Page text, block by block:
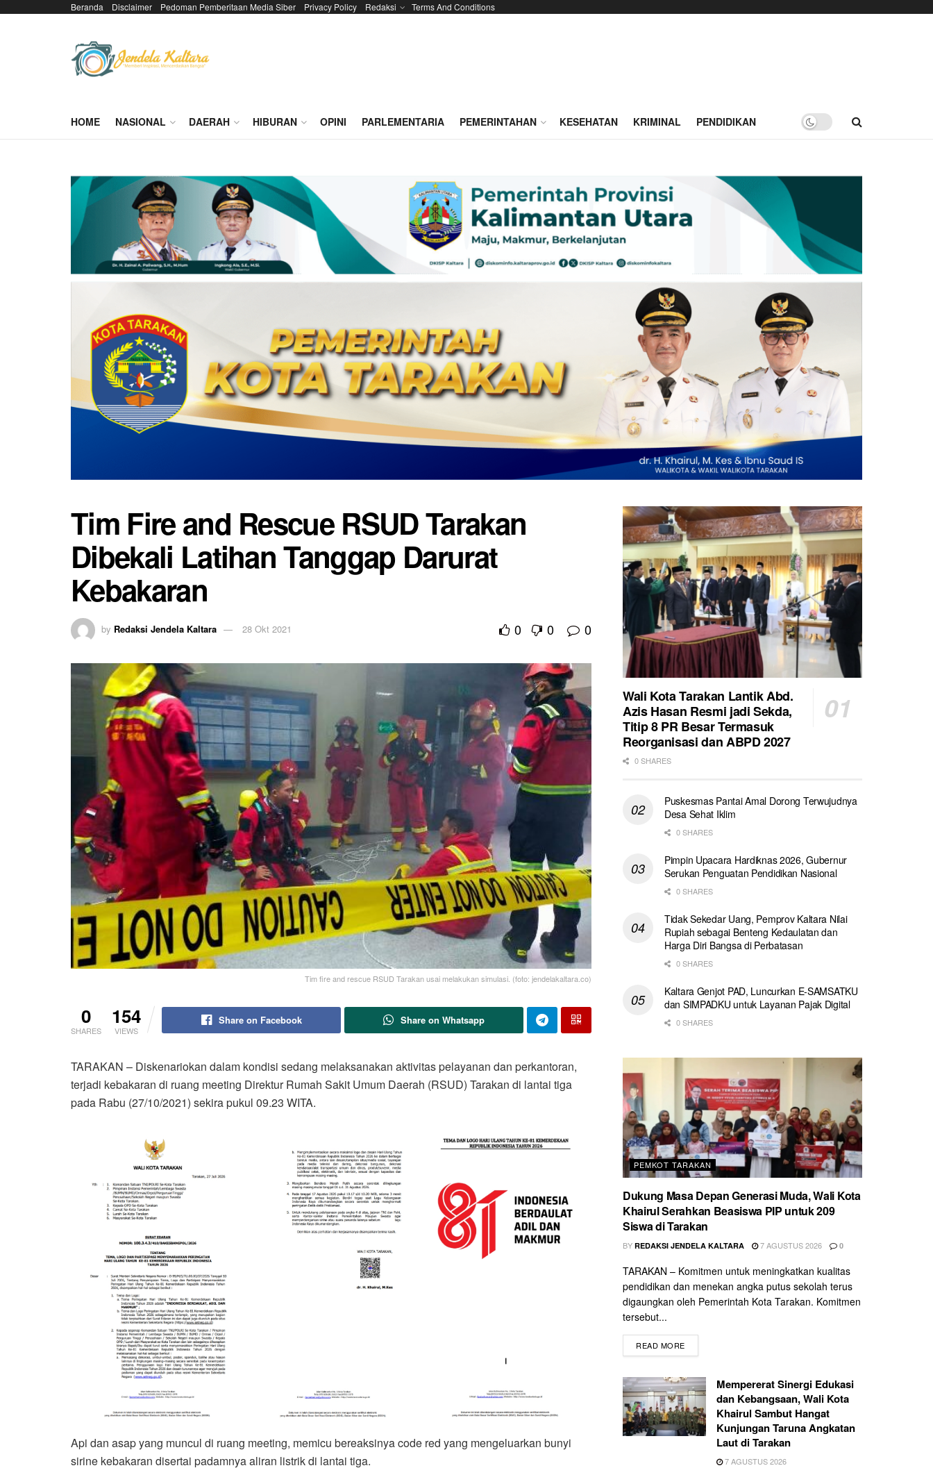
Beranda Disclaimer Pedoman Pemberitaan Media Siber Privacy Policy Redaksi Terms And Conditions
HOME NASIONAL DAERAH HIBURAN OPINI PARLEMENTARIA PEMERINTAHAN KESEHATAN KRIMINAL PENDIDIKAN
Tim Fire and Rescue RSUD Tarakan
Dibekali Latihan Tanggap Darurat
Kebakaran
by Redaksi Jendela Kaltara 28 Okt 2021 0 0 0
Tim fire and rescue RSUD Tarakan usai melakukan simulasi. (foto: jendelakaltara.co)
0
SHARES
154
VIEWS
Share on Facebook Share on Whatsapp
TARAKAN – Diskenariokan dalam kondisi sedang melaksanakan aktivitas pelayanan dan perkantoran,
terjadi kebakaran di ruang meeting Direktur Rumah Sakit Umum Daerah (RSUD) Tarakan di lantai tiga
pada Rabu (27/10/2021) sekira pukul 09.23 WITA.
Api dan asap yang muncul di ruang meeting, memicu bereaksinya code red yang mengeluarkan bunyi
sirine kebakaran disertai padamnya aliran listrik di lantai tiga.
Wali Kota Tarakan Lantik Abd.
Azis Hasan Resmi jadi Sekda,
Titip 8 PR Besar Termasuk
Reorganisasi dan ABPD 2027
0 SHARES
Puskesmas Pantai Amal Dorong Terwujudnya
Desa Sehat Iklim
0 SHARES
Pimpin Upacara Hardiknas 2026, Gubernur
Serukan Penguatan Pendidikan Nasional
0 SHARES
Tidak Sekedar Uang, Pemprov Kaltara Nilai
Rupiah sebagai Benteng Kedaulatan dan
Harga Diri Bangsa di Perbatasan
0 SHARES
Kaltara Genjot PAD, Luncurkan E-SAMSATKU
dan SIMPADKU untuk Layanan Pajak Digital
0 SHARES
PEMKOT TARAKAN
Dukung Masa Depan Generasi Muda, Wali Kota
Khairul Serahkan Beasiswa PIP untuk 209
Siswa di Tarakan
BY REDAKSI JENDELA KALTARA 7 AGUSTUS 2026 0
TARAKAN – Komitmen untuk meningkatkan kualitas
pendidikan dan menekan angka putus sekolah terus
digaungkan oleh Pemerintah Kota Tarakan. Komitmen
tersebut...
READ MORE
Mempererat Sinergi Edukasi
dan Kebangsaan, Wali Kota
Khairul Sambut Hangat
Kunjungan Taruna Angkatan
Laut di Tarakan
7 AGUSTUS 2026